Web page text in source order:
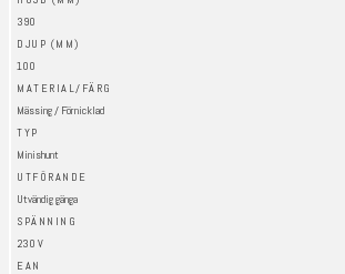
390
DJUP (MM)
100
MATERIAL/FÄRG
Mässing / Förnicklad
TYP
Minishunt
UTFÖRANDE
Utvändig gänga
SPÄNNING
230 V
EAN